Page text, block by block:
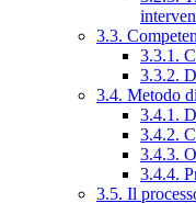
3.3.
3.3.1.
3.3.2.
3.4. Metodo
3.4.1.
3.4.2.
3.4.3.
3.4.4.
3.5. Il